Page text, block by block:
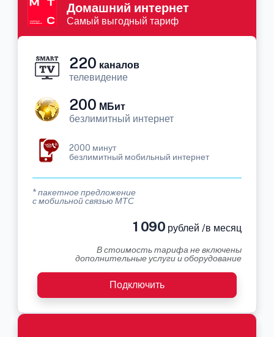
Домашний интернет
Самый выгодный тариф
220 каналов
телевидение
200 МБит
безлимитный интернет
2000 минут
безлимитный мобильный интернет
* пакетное предложение
с мобильной связью МТС
1 090 рублей /в месяц
В стоимость тарифа не включены
дополнительные услуги и оборудование
Подключить